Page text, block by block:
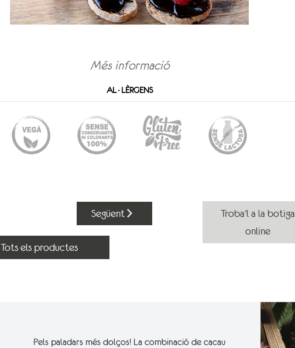
Més informació
AL·LÈRGENS
Següent
Tots els productes
Troba'l a la botiga
online
Pels paladars més dolços! La combinació de cacau